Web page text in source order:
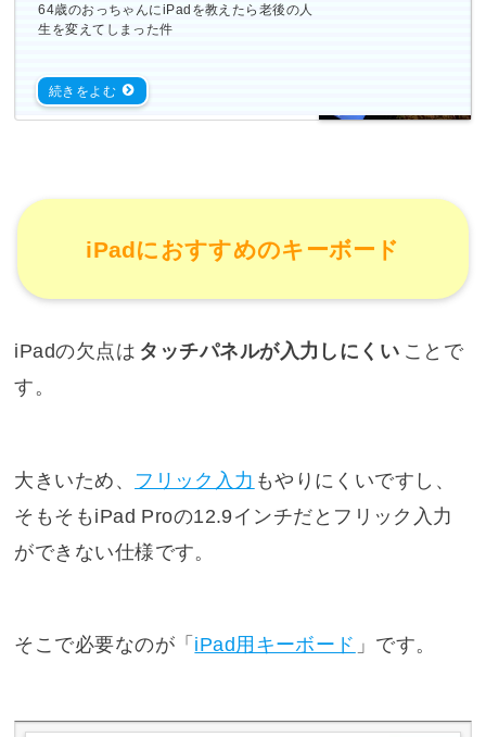
64歳のおっちゃんにiPadを教えたら老後の人
生を変えてしまった件
iPadにおすすめのキーボード
iPadの欠点は タッチパネルが入力しにくい ことで
す。
大きいため、 フリック入力 もやりにくいですし、
そもそもiPad Proの12.9インチだとフリック入力
ができない仕様です。
そこで必要なのが「 iPad用キーボード 」です。